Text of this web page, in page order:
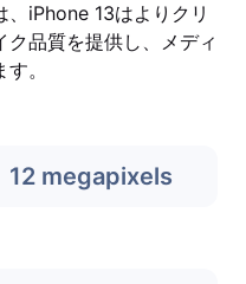
、iPhone 13はよりクリ
品質を提供し、メディ
。
12 megapixels